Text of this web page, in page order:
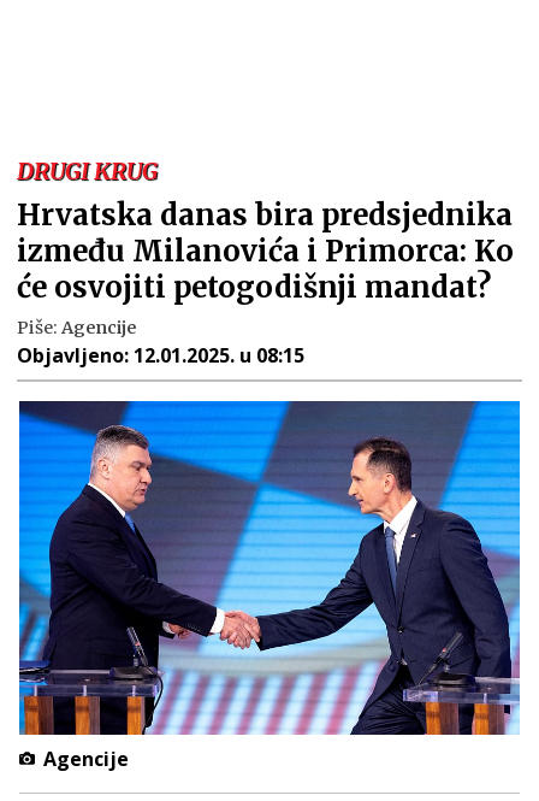
DRUGI KRUG
Hrvatska danas bira predsjednika
između Milanovića i Primorca: Ko
će osvojiti petogodišnji mandat?
Piše: Agencije
Objavljeno: 12.01.2025. u 08:15
Agencije